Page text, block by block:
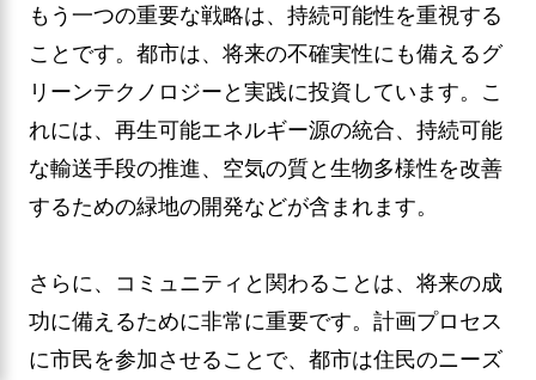
もう一つの重要な戦略は、持続可能性を重視する
ことです。都市は、将来の不確実性にも備えるグ
リーンテクノロジーと実践に投資しています。こ
れには、再生可能エネルギー源の統合、持続可能
な輸送手段の推進、空気の質と生物多様性を改善
するための緑地の開発などが含まれます。
さらに、コミュニティと関わることは、将来の成
功に備えるために非常に重要です。計画プロセス
に市民を参加させることで、都市は住民のニーズ